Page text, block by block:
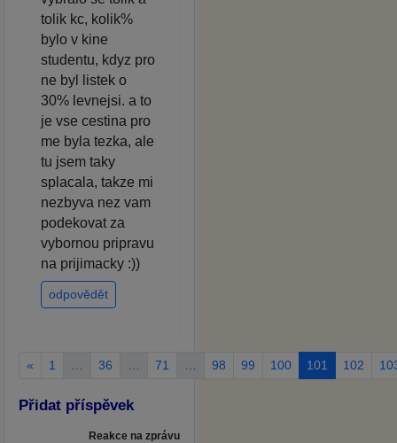
tolik kc, kolik%
bylo v kine
studentu, kdyz pro
ne byl listek o
30% levnejsi. a to
je vse cestina pro
me byla tezka, ale
tu jsem taky
splacala, takze mi
nezbyva nez vam
podekovat za
vybornou pripravu
na prijimacky :))
odpovědět
« 1 36 71 98 99 100 101 102
Přidat příspěvek
Reakce na zprávu